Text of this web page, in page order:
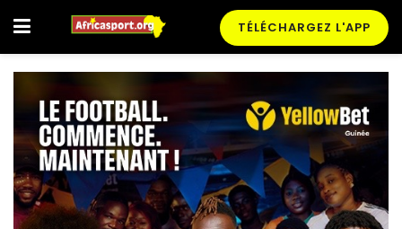
TÉLÉCHARGEZ L'APP